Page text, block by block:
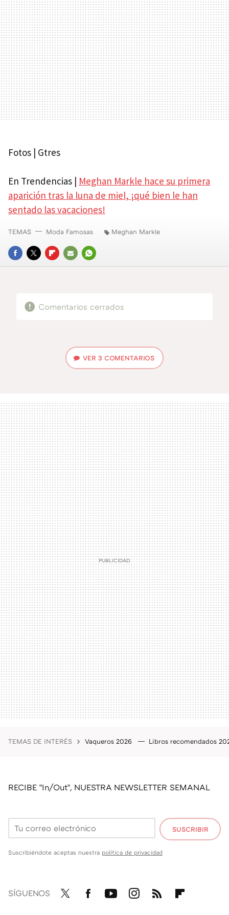
Fotos | Gtres
En Trendencias | Meghan Markle hace su primera
aparición tras la luna de miel, ¡qué bien le han
sentado las vacaciones!
FACEBOOK
TWITTERFLIPBOARD
E-
WHATSAPP
TEMAS Moda Famosas Meghan Markle
Comentarios cerrados
VER 3 COMENTARIOS
TEMAS DE INTERÉS Vaqueros 2026 Libros recomendados
RECIBE "In/Out", NUESTRA NEWSLETTER SEMANAL
SUSCRIBIR
Suscribiéndote aceptas nuestra política de privacidad
SÍGUENOS